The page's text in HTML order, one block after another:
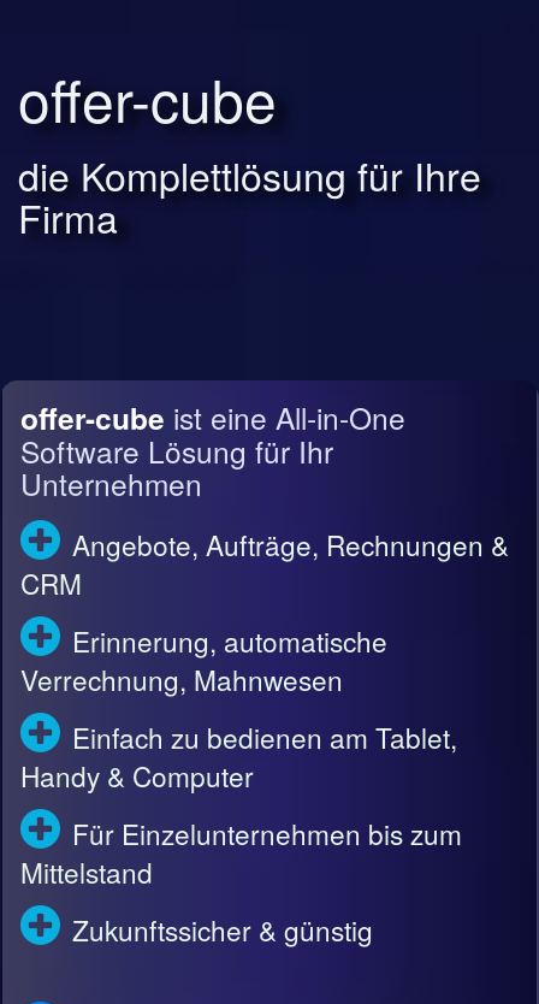
offer-cube
die Komplettlösung für Ihre
Firma
offer-cube ist eine All-in-One
Software Lösung für Ihr
Unternehmen
Angebote, Aufträge, Rechnungen &
CRM
Erinnerung, automatische
Verrechnung, Mahnwesen
Einfach zu bedienen am Tablet,
Handy & Computer
Für Einzelunternehmen bis zum
Mittelstand
Zukunftssicher & günstig